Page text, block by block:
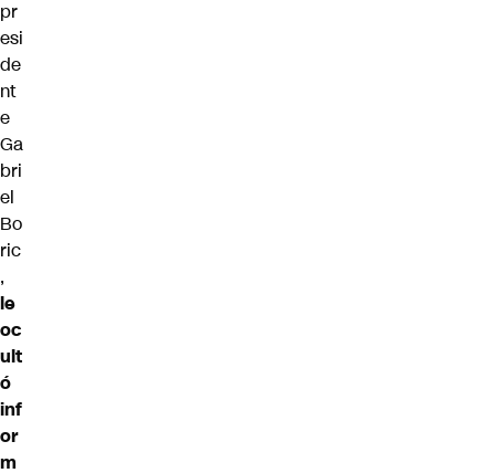
pr
esi
de
nt
e
Ga
bri
el
Bo
ric
,
le
oc
ult
ó
inf
or
m